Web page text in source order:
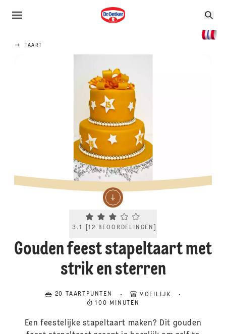
TAART
Current rating 3.1. Click to rate.
3.1 [12 BEOORDELINGEN
Gouden feest stapeltaart met
strik en sterren
20 TAARTPUNTEN
MOEILIJK
100 MINUTEN
Een feestelijke stapeltaart maken? Dit gouden